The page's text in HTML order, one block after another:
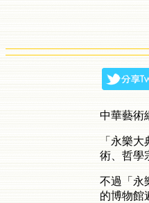
中華藝術
「永樂
術、哲學
不過「永
的博物館